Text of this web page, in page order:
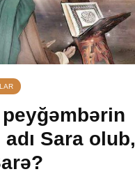
adı Sara olub,